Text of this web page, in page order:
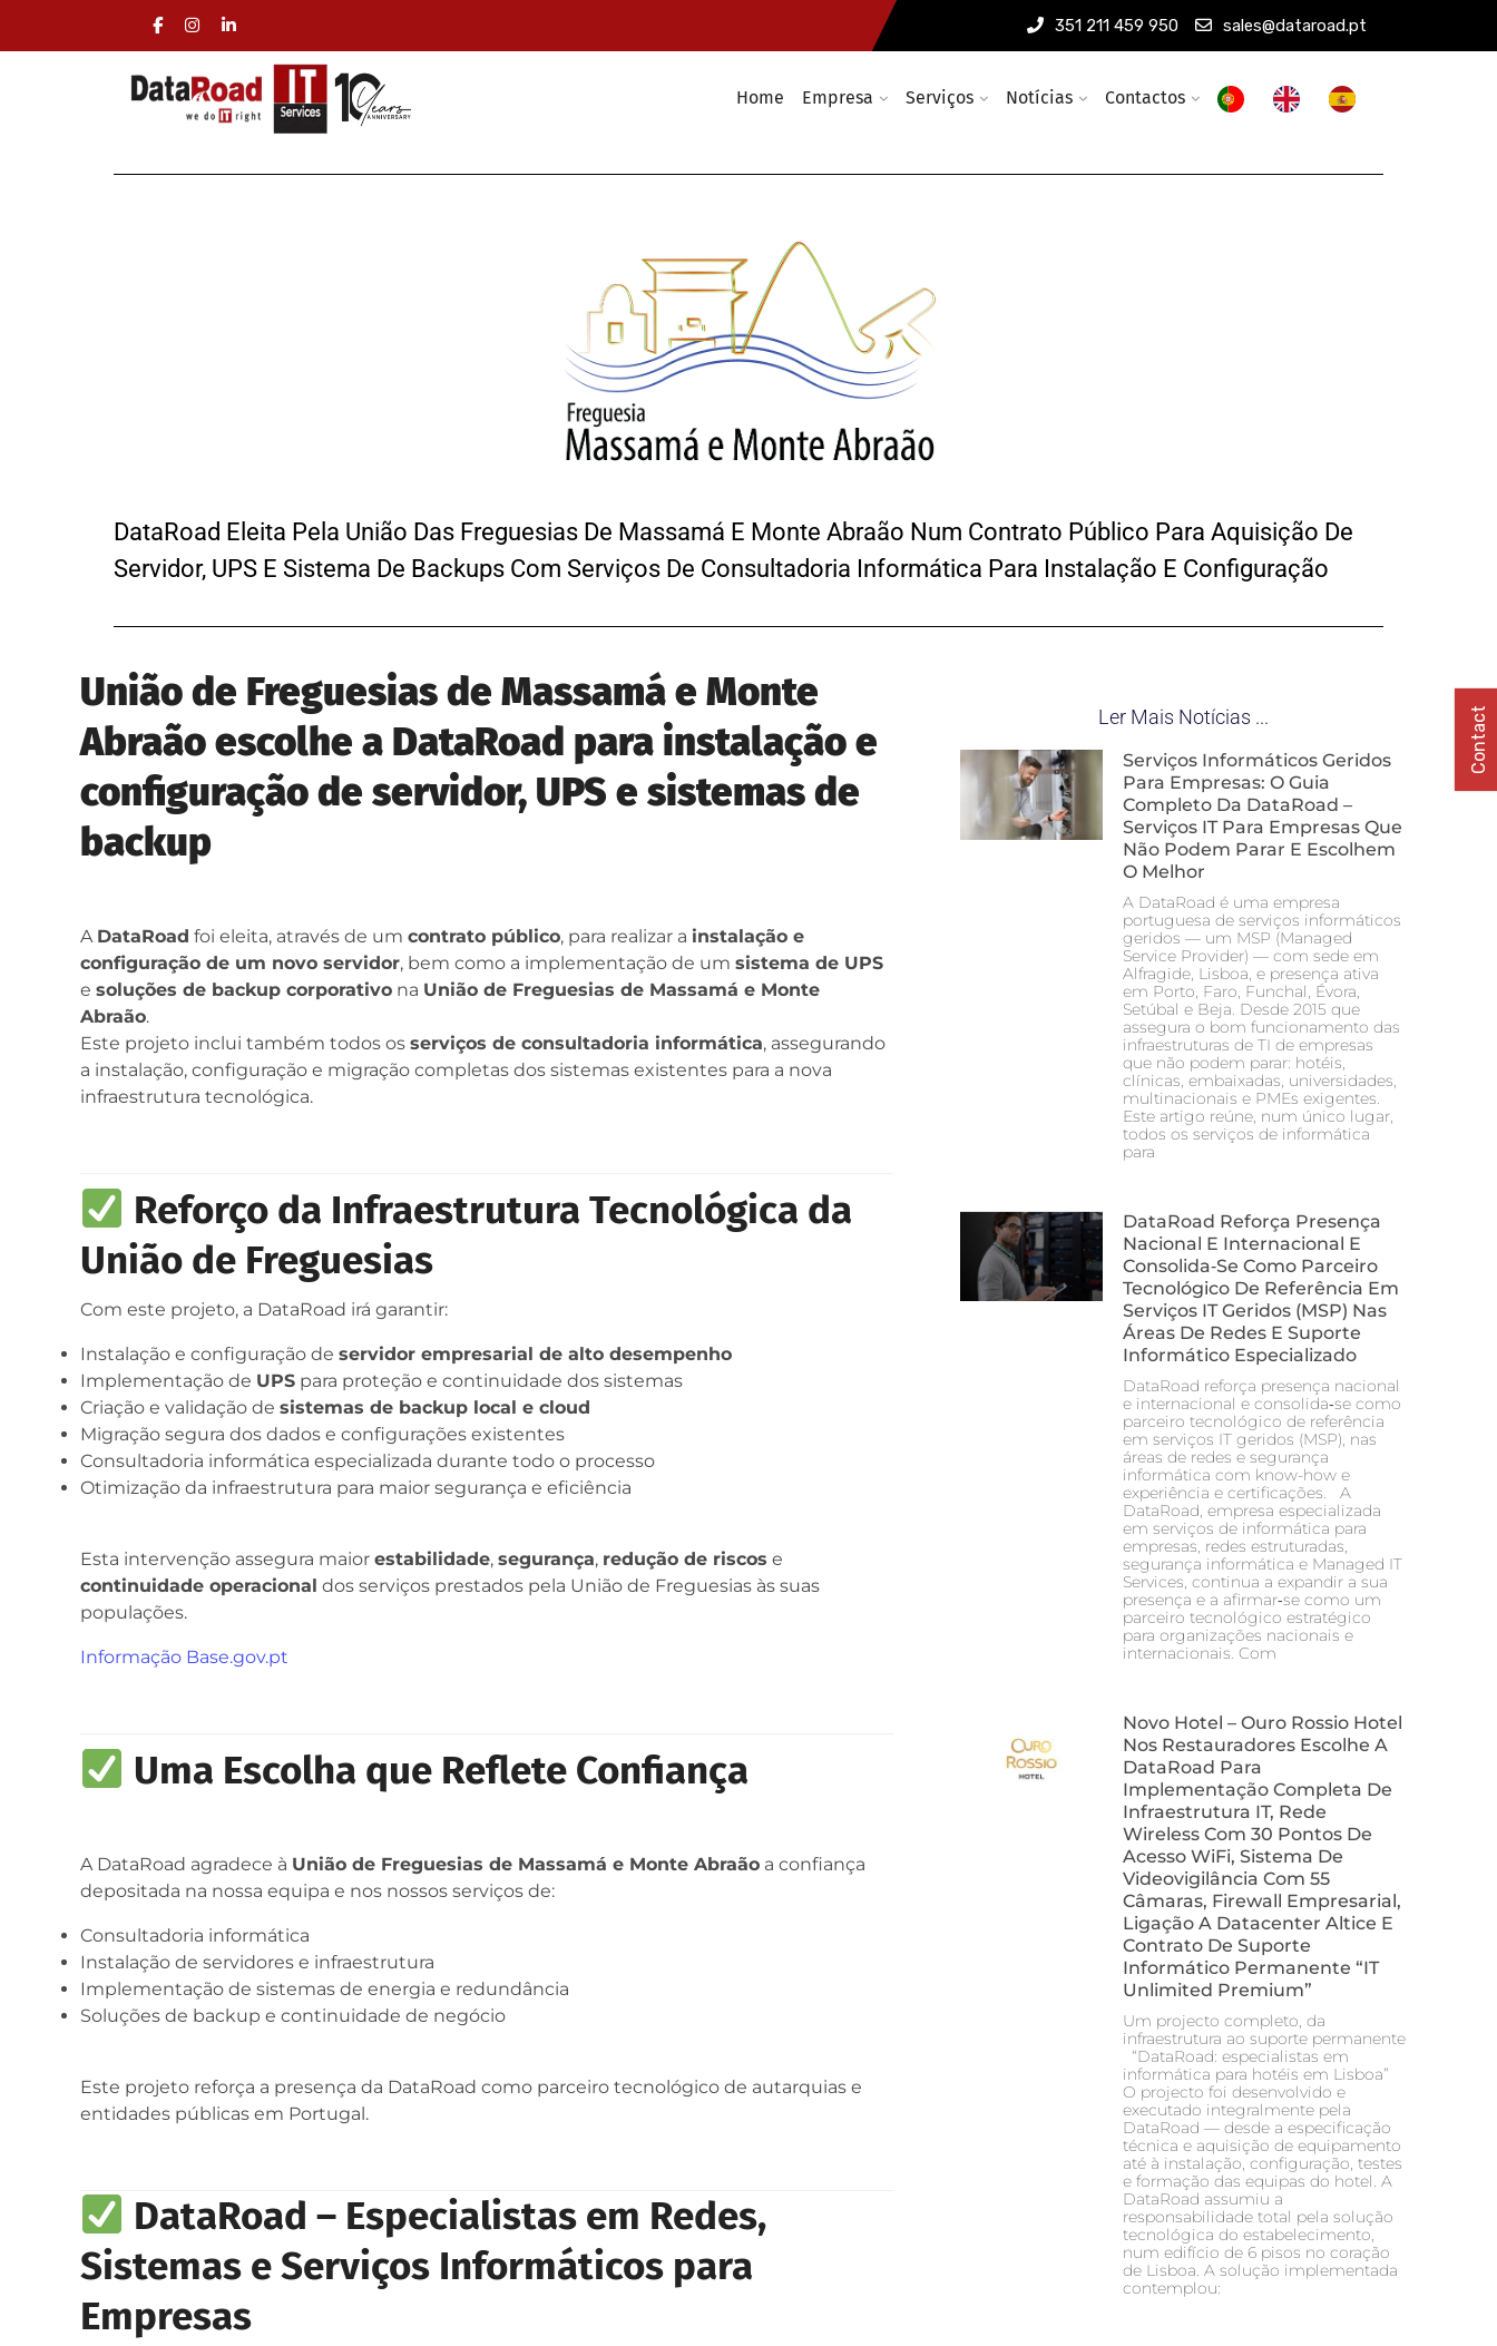
351 211 459 950 sales@dataroad.pt
Home Empresa Serviços Notícias Contactos
DataRoad Eleita Pela União Das Freguesias De Massamá E Monte Abraão Num Contrato Público Para Aquisição De
Servidor, UPS E Sistema De Backups Com Serviços De Consultadoria Informática Para Instalação E Configuração
União de Freguesias de Massamá e Monte
Abraão escolhe a DataRoad para instalação e
configuração de servidor, UPS e sistemas de
backup
A DataRoad foi eleita, através de um contrato público, para realizar a instalação e
configuração de um novo servidor, bem como a implementação de um sistema de UPS
e soluções de backup corporativo na União de Freguesias de Massamá e Monte
Abraão.
Este projeto inclui também todos os serviços de consultadoria informática, assegurando
a instalação, configuração e migração completas dos sistemas existentes para a nova
infraestrutura tecnológica.
Reforço da Infraestrutura Tecnológica da
União de Freguesias
Com este projeto, a DataRoad irá garantir:
Instalação e configuração de servidor empresarial de alto desempenho
Implementação de UPS para proteção e continuidade dos sistemas
Criação e validação de sistemas de backup local e cloud
Migração segura dos dados e configurações existentes
Consultadoria informática especializada durante todo o processo
Otimização da infraestrutura para maior segurança e eficiência
Esta intervenção assegura maior estabilidade, segurança, redução de riscos e
continuidade operacional dos serviços prestados pela União de Freguesias às suas
populações.
Informação Base.gov.pt
Uma Escolha que Reflete Confiança
A DataRoad agradece à União de Freguesias de Massamá e Monte Abraão a confiança
depositada na nossa equipa e nos nossos serviços de:
Consultadoria informática
Instalação de servidores e infraestrutura
Implementação de sistemas de energia e redundância
Soluções de backup e continuidade de negócio
Este projeto reforça a presença da DataRoad como parceiro tecnológico de autarquias e
entidades públicas em Portugal.
DataRoad – Especialistas em Redes,
Sistemas e Serviços Informáticos para
Empresas
Ler Mais Notícias ...
Serviços Informáticos Geridos
Para Empresas: O Guia
Completo Da DataRoad –
Serviços IT Para Empresas Que
Não Podem Parar E Escolhem
O Melhor
A DataRoad é uma empresa
portuguesa de serviços informáticos
geridos — um MSP (Managed
Service Provider) — com sede em
Alfragide, Lisboa, e presença ativa
em Porto, Faro, Funchal, Évora,
Setúbal e Beja. Desde 2015 que
assegura o bom funcionamento das
infraestruturas de TI de empresas
que não podem parar: hotéis,
clínicas, embaixadas, universidades,
multinacionais e PMEs exigentes.
Este artigo reúne, num único lugar,
todos os serviços de informática
para
DataRoad Reforça Presença
Nacional E Internacional E
Consolida‑se Como Parceiro
Tecnológico De Referência Em
Serviços IT Geridos (MSP) Nas
Áreas De Redes E Suporte
Informático Especializado
DataRoad reforça presença nacional
e internacional e consolida‑se como
parceiro tecnológico de referência
em serviços IT geridos (MSP), nas
áreas de redes e segurança
informática com know-how e
experiência e certificações. A
DataRoad, empresa especializada
em serviços de informática para
empresas, redes estruturadas,
segurança informática e Managed IT
Services, continua a expandir a sua
presença e a afirmar‑se como um
parceiro tecnológico estratégico
para organizações nacionais e
internacionais. Com
Novo Hotel – Ouro Rossio Hotel
Nos Restauradores Escolhe A
DataRoad Para
Implementação Completa De
Infraestrutura IT, Rede
Wireless Com 30 Pontos De
Acesso WiFi, Sistema De
Videovigilância Com 55
Câmaras, Firewall Empresarial,
Ligação A Datacenter Altice E
Contrato De Suporte
Informático Permanente “IT
Unlimited Premium”
Um projecto completo, da
infraestrutura ao suporte permanente
“DataRoad: especialistas em
informática para hotéis em Lisboa”
O projecto foi desenvolvido e
executado integralmente pela
DataRoad — desde a especificação
técnica e aquisição de equipamento
até à instalação, configuração, testes
e formação das equipas do hotel. A
DataRoad assumiu a
responsabilidade total pela solução
tecnológica do estabelecimento,
num edifício de 6 pisos no coração
de Lisboa. A solução implementada
contemplou:
Contact